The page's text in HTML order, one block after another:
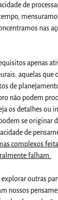
de
nas
apenas
aquelas que
de
não podem
os detalhes ou
se originar
de
complexos
falham.
explorar outras
nossos